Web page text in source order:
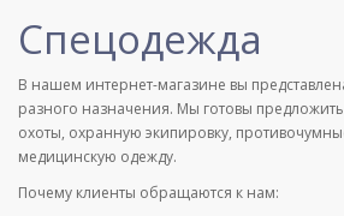
Спецодежда
В нашем интернет-магазине вы
разного назначения. Мы готовы
охоты, охранную экипировку,
медицинскую одежду.
Почему клиенты обращаются к нам: